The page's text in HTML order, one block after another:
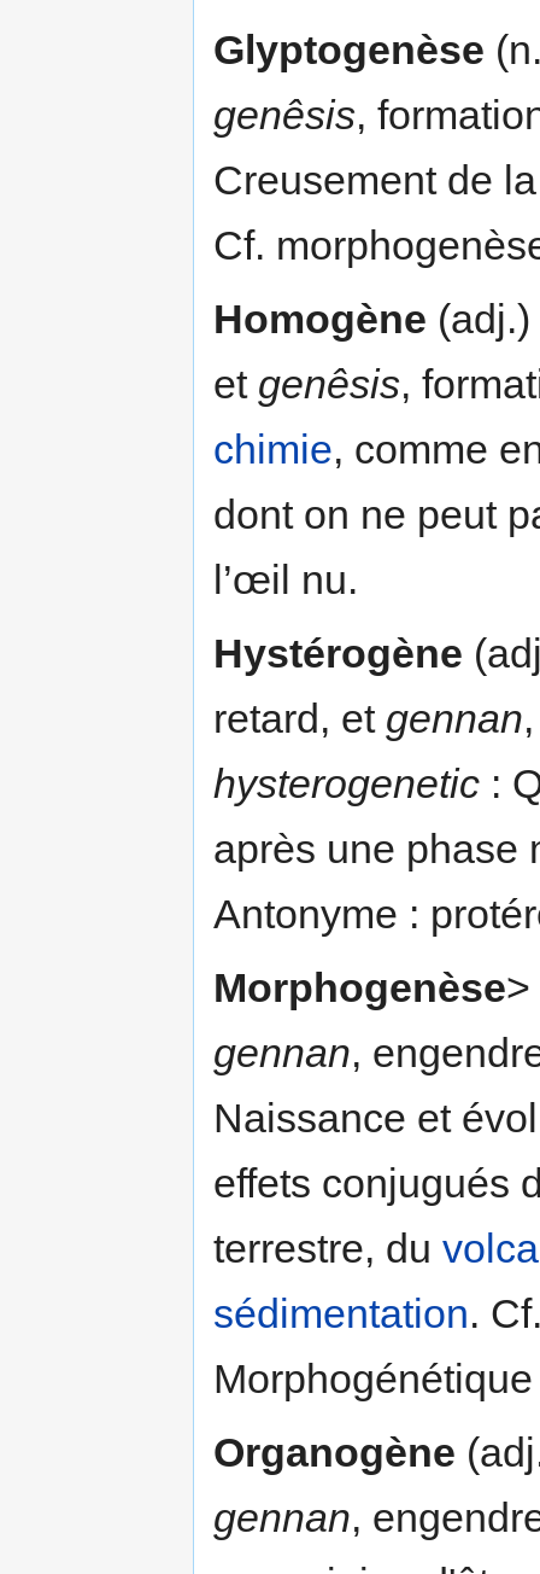
Glyptogenèse
genêsis,
Creusement de
Cf.
Homogène
et genêsis,
chimie, comme
dont on ne peut
l’œil nu.
Hystérogène
retard, et gennan
hysterogenetic :
après une phase
Antonyme :
Morphogenèse
gennan,
Naissance et
effets conjugués
terrestre, du
sédimentation.
Organogène
gennan,